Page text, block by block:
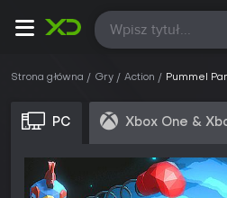
Wszystkie
Strona główna Gry Action Pummel
PC Xbox One &